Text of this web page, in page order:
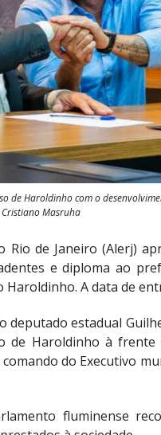
de Haroldinho com o
Cristiano Masruha
Rio de Janeiro (Alerj)
e diploma ao
Haroldinho. A data de
deputado estadual
de Haroldinho à
do Executivo
fluminense